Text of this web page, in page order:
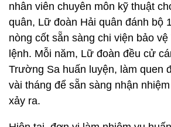
nhân viên chuyên môn kỹ thuật
quân, Lữ đoàn Hải quân đánh bộ
nòng cốt sẵn sàng chi viện bảo
lệnh. Mỗi năm, Lữ đoàn đều cử
Trường Sa huấn luyện, làm quen
vài tháng để sẵn sàng nhận
xảy ra.